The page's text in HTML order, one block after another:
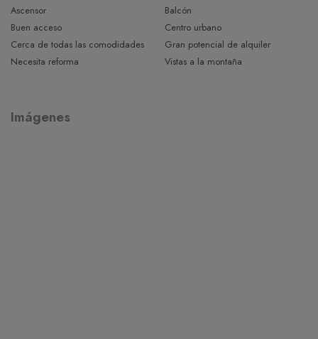
Ascensor
Balcón
Buen acceso
Centro urbano
Cerca de todas las comodidades
Gran potencial de alquiler
Necesita reforma
Vistas a la montaña
Imágenes